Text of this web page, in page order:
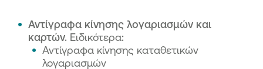
Αντίγραφα κίνησης λογαριασμών και
καρτών. Ειδικότερα:
Αντίγραφα κίνησης καταθετικών
λογαριασμών